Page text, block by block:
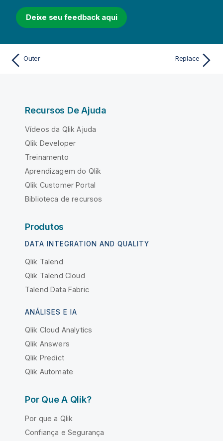
Deixe seu feedback aqui
Outer Replace
Recursos De Ajuda
Vídeos da Qlik Ajuda
Qlik Developer
Treinamento
Aprendizagem do Qlik
Qlik Customer Portal
Biblioteca de recursos
Produtos
DATA INTEGRATION AND QUALITY
Qlik Talend
Qlik Talend Cloud
Talend Data Fabric
ANÁLISES E IA
Qlik Cloud Analytics
Qlik Answers
Qlik Predict
Qlik Automate
Por Que A Qlik?
Por que a Qlik
Confiança e Segurança